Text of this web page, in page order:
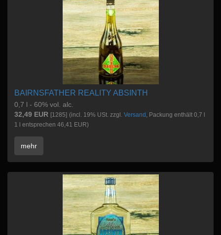
BAIRNSFATHER REALITY ABSINTH
0,7 l - 60% vol. alc.
32,49 EUR [1285] (incl. 19% USt. zzgl. Versand , Packung enthält 0,7 l
1 l entsprechen 46,41 EUR)
mehr